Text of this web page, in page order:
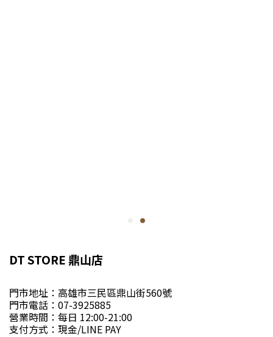
DT STORE 鼎山店
門市地址：高雄市三民區鼎山街560號
門市電話：07-3925885
營業時間：每日 12:00-21:00
支付方式：現金/LINE PAY